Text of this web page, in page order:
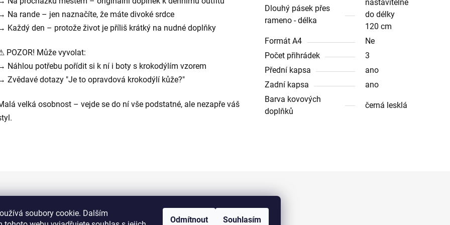
soubory cookie. Dalším
Odmítnout Souhlasím
Na rande – jen naznačíte, že máte divoké srdce
Každý den – protože život je příliš krátký na nudné doplňky
POZOR! Může vyvolat:
Náhlou potřebu pořídit si k ní i boty s krokodýlím vzorem
Zvědavé dotazy "Je to opravdová krokodýlí kůže?"
velká osobnost – vejde se do ní vše podstatné, ale nezapře váš
Dlouhý pásek přes
rameno - délka
nastavitelné
do délky
120 cm
Formát A4
Ne
Počet přihrádek
3
Přední kapsa
ano
Zadní kapsa
ano
Barva kovových
doplňků
černá lesklá
Informace pro vás Facebook